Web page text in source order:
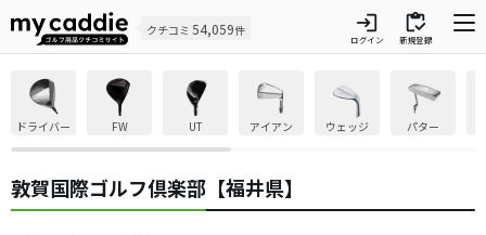
クチコミ 54,059件 login
ログイン
inventory
新規登録
ドライバー FW UT アイアン ウェッジ パター
敦賀国際ゴルフ倶楽部【福井県】